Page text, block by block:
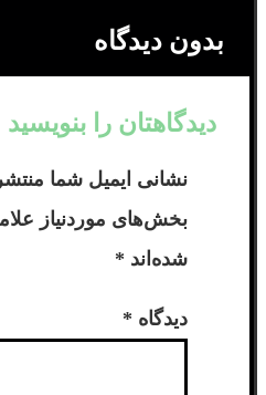
بدون دیدگاه
دیدگاهتان را بنویسید
نشانی ایمیل شما
بخش‌های موردنیاز
شده‌اند *
دیدگاه *